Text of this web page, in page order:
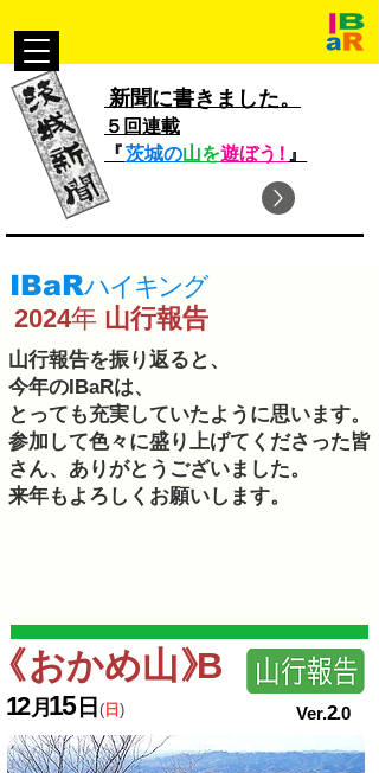
新聞に書きました。
５回連載
『茨城の山を遊ぼう！ 』
​IBaRハイ キング
2024年 山行報告
山行報告を振り返ると、
今年のIBaRは、
とっても充実していたように思います。
​参加して色々に盛り上げてくださった皆
さん、ありがとうございました。
​来年もよろしくお願いします。
12月15 日( 日)
おかめ山》
​Ver.2.0